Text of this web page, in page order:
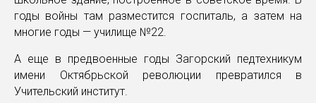
годы войны там разместится госпиталь, а затем на
многие годы — училище №22.
А еще в предвоенные годы Загорский педтехникум
имени Октябрьской революции превратился в
Учительский институт.